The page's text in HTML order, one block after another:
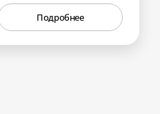
Подробнее